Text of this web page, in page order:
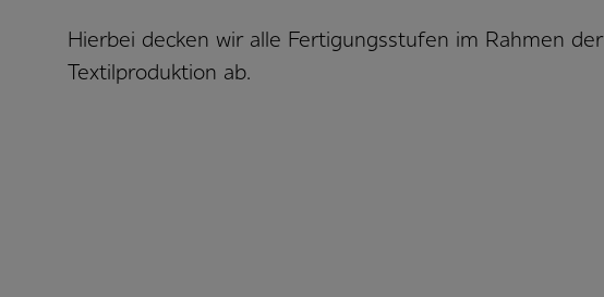
Hierbei decken wir alle Fertigungsstufen im Rahmen der
Textilproduktion ab.